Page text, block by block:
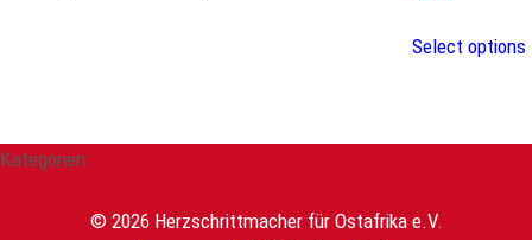
Select options
Kategorien:
© 2026 Herzschrittmacher für Ostafrika e.V.